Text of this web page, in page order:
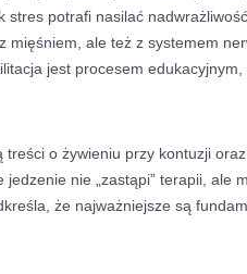
stres potrafi nasilać
mięśniem, ale też z systemem
jest procesem edukacyjnym,
treści o żywieniu przy kontuzji
jedzenie nie „zastąpi” terapii, ale
że najważniejsze są